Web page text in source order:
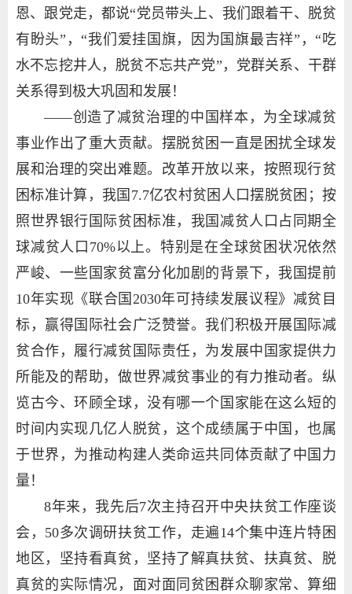
恩、跟党走，都说“党员带头上、我们跟着干、脱贫
有盼头”，“我们爱挂国旗，因为国旗最吉祥”，“吃
水不忘挖井人，脱贫不忘共产党”，党群关系、干群
关系得到极大巩固和发展！
——创造了减贫治理的中国样本，为全球减贫
事业作出了重大贡献。摆脱贫困一直是困扰全球发
展和治理的突出难题。改革开放以来，按照现行贫
困标准计算，我国7.7亿农村贫困人口摆脱贫困；按
照世界银行国际贫困标准，我国减贫人口占同期全
球减贫人口70%以上。特别是在全球贫困状况依然
严峻、一些国家贫富分化加剧的背景下，我国提前
10年实现《联合国2030年可持续发展议程》减贫目
标，赢得国际社会广泛赞誉。我们积极开展国际减
贫合作，履行减贫国际责任，为发展中国家提供力
所能及的帮助，做世界减贫事业的有力推动者。纵
览古今、环顾全球，没有哪一个国家能在这么短的
时间内实现几亿人脱贫，这个成绩属于中国，也属
于世界，为推动构建人类命运共同体贡献了中国力
量！
8年来，我先后7次主持召开中央扶贫工作座谈
会，50多次调研扶贫工作，走遍14个集中连片特困
地区，坚持看真贫，坚持了解真扶贫、扶真贫、脱
真贫的实际情况，面对面同贫困群众聊家常、算细